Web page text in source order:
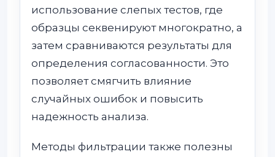
использование слепых тестов, где
образцы секвенируют многократно, а
затем сравниваются результаты для
определения согласованности. Это
позволяет смягчить влияние
случайных ошибок и повысить
надежность анализа.
Методы фильтрации также полезны